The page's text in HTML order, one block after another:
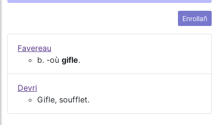
Enrollañ
Favereau
b. -où gifle.
Devri
Gifle, soufflet.